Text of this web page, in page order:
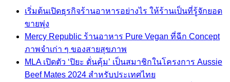
เริ่มต้นเปิดธุรกิจร้านอาหารอย่างไร ให้ร้านเป็นที่รู้จักยอด
ขายพุ่ง
Mercy Republic ร้านอาหาร Pure Vegan ที่ฉีก Concept
ภาพจำเก่า ๆ ของสายสุขภาพ
MLA เปิดตัว ‘ปิยะ ดั่นคุ้ม’ เป็นสมาชิกในโครงการ Aussie
Beef Mates 2024 สำหรับประเทศไทย